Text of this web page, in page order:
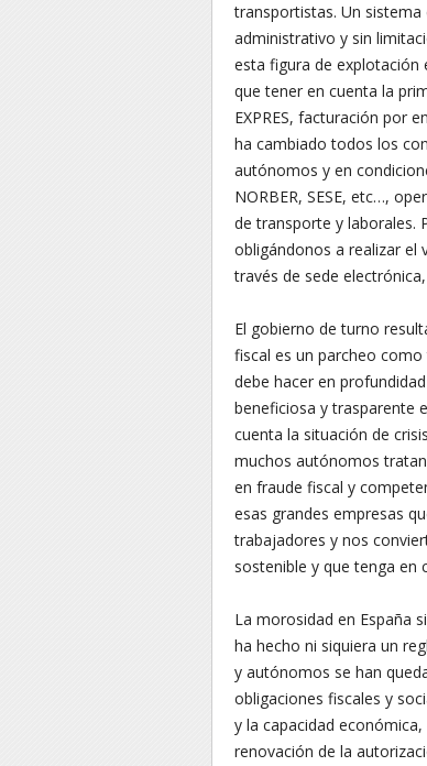
transportistas. Un
administrativo y sin
esta figura de explotación
que tener en cuenta la
EXPRES, facturación por
ha cambiado todos los
autónomos y en
NORBER, SESE, etc…,
de transporte y laborales.
obligándonos a realizar el
través de sede
El gobierno de turno
fiscal es un parcheo
debe hacer en
beneficiosa y trasparente
cuenta la situación de
muchos autónomos
en fraude fiscal y
esas grandes empresas
trabajadores y nos
sostenible y que tenga en
La morosidad en España
ha hecho ni siquiera un
y autónomos se han
obligaciones fiscales y
y la capacidad
renovación de la